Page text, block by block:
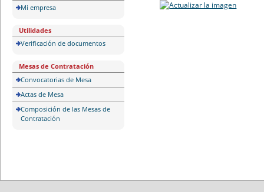
Mi empresa
Utilidades
Verificación de documentos
Mesas de Contratación
Convocatorias de Mesa
Actas de Mesa
Composición de las Mesas de
Contratación